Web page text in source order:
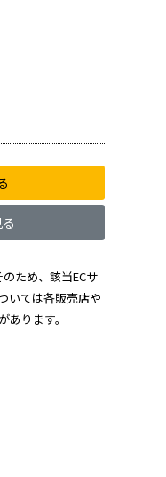
ため、該当ECサ
いては各販売店や
ります。